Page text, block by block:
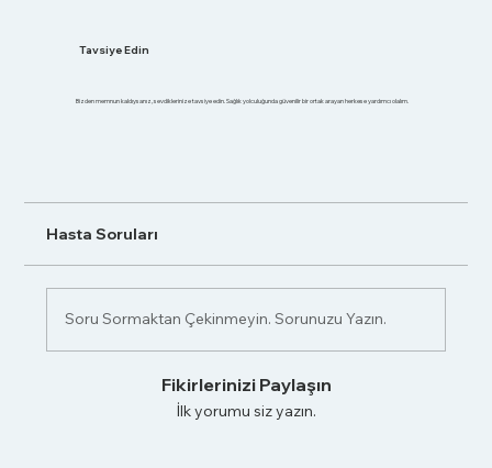
Hasta Soruları
Soru Sormaktan Çekinmeyin. Sorunuzu Yazın.
Fikirlerinizi Paylaşın
İlk yorumu siz yazın.
Tavsiye Edin
Bizden memnun kaldıysanız, sevdiklerinize tavsiye edin. Sağlık yolculuğunda güvenilir bir ortak arayan herkese yardımcı olalım.